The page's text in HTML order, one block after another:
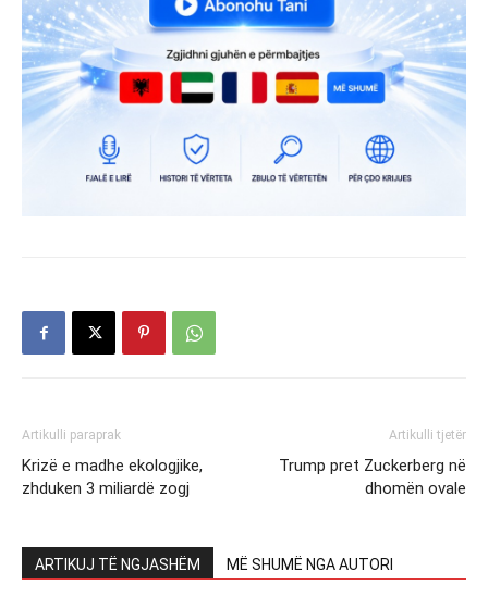
Artikulli paraprak
Krizë e madhe ekologjike,
zhduken 3 miliardë zogj
Artikulli tjetër
Trump pret Zuckerberg në
dhomën ovale
ARTIKUJ TË NGJASHËM MË SHUMË NGA AUTORI